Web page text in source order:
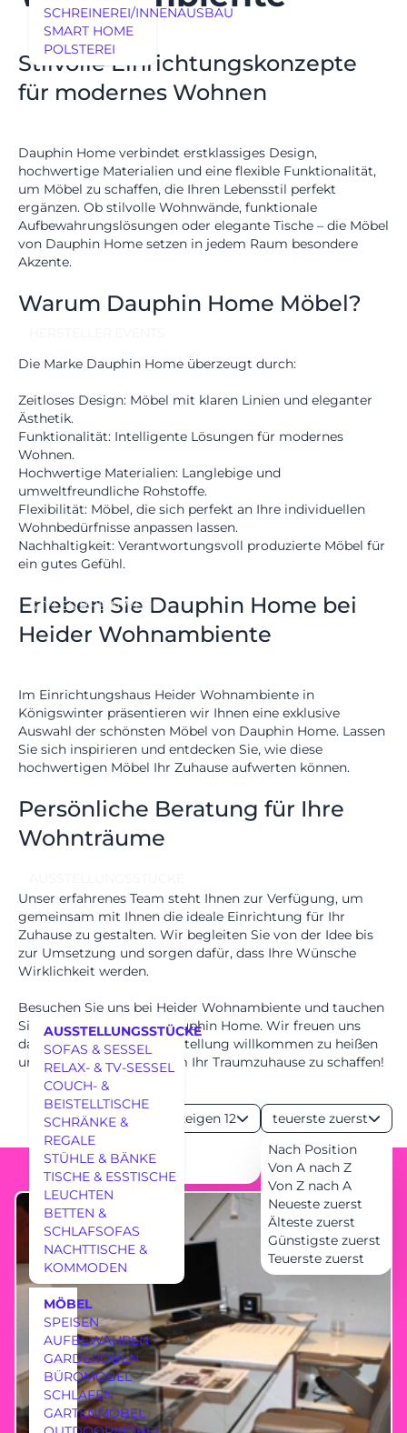
SCHREINEREI/INNENAUSBAU
SMART HOME
POLSTEREI
REFERENZEN
STYLESRHEINWERK
AUSSTELLUNGSSTÜCKE
SOFAS & SESSEL
RELAX- & TV-SESSEL
COUCH- &
BEISTELLTISCHE
SCHRÄNKE &
REGALE
STÜHLE & BÄNKE
TISCHE & ESSTISCHE
LEUCHTEN
BETTEN &
SCHLAFSOFAS
NACHTTISCHE &
KOMMODEN
MÖBEL
MÖBEL
SPEISEN
AUFBEWAHREN
GARDEROBEN
BÜROMÖBEL
SCHLAFEN
GARTENMÖBEL
UNSERE EXPERTISE
EVENTS
STYLES
RHEINWERK
AUSSTELLUNGSSTÜCKE
AUSSTELLUNGSSTÜCKE
MÖBEL
Stilvolle Einrichtungskonzepte
für modernes Wohnen
Dauphin Home verbindet erstklassiges Design,
hochwertige Materialien und eine flexible Funktionalität,
um Möbel zu schaffen, die Ihren Lebensstil perfekt
ergänzen. Ob stilvolle Wohnwände, funktionale
Aufbewahrungslösungen oder elegante Tische – die Möbel
von Dauphin Home setzen in jedem Raum besondere
Akzente.
Warum Dauphin Home Möbel?
Die Marke Dauphin Home überzeugt durch:
Zeitloses Design: Möbel mit klaren Linien und eleganter
Ästhetik.
Funktionalität: Intelligente Lösungen für modernes
Wohnen.
Hochwertige Materialien: Langlebige und
umweltfreundliche Rohstoffe.
Flexibilität: Möbel, die sich perfekt an Ihre individuellen
Wohnbedürfnisse anpassen lassen.
Nachhaltigkeit: Verantwortungsvoll produzierte Möbel für
ein gutes Gefühl.
Erleben Sie Dauphin Home bei
Heider Wohnambiente
Im Einrichtungshaus Heider Wohnambiente in
Königswinter präsentieren wir Ihnen eine exklusive
Auswahl der schönsten Möbel von Dauphin Home. Lassen
Sie sich inspirieren und entdecken Sie, wie diese
hochwertigen Möbel Ihr Zuhause aufwerten können.
Persönliche Beratung für Ihre
Wohnträume
Unser erfahrenes Team steht Ihnen zur Verfügung, um
gemeinsam mit Ihnen die ideale Einrichtung für Ihr
Zuhause zu gestalten. Wir begleiten Sie von der Idee bis
zur Umsetzung und sorgen dafür, dass Ihre Wünsche
Wirklichkeit werden.
Besuchen Sie uns bei Heider Wohnambiente und tauchen
Sie ein in die Welt von Dauphin Home. Wir freuen uns
darauf, Sie in unserer Ausstellung willkommen zu heißen
und mit Ihnen gemeinsam Ihr Traumzuhause zu schaffen!
Anzeigen 12
teuerste zuerst
Nach Position
Von A nach Z
Von Z nach A
Neueste zuerst
Älteste zuerst
Günstigste zuerst
Teuerste zuerst
Senden
Königswinterer Str. 319
53639 Königswinter-Ittenbach
0 22 23 - 91 89 0
Di.-Fr. 10-18 Uhr
Sa. 10-17 Uhr